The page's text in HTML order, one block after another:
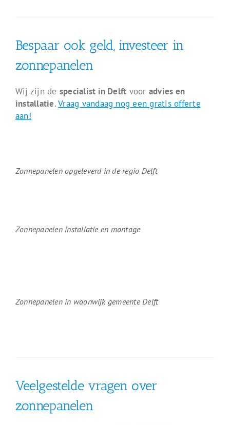
Bespaar ook geld, investeer in
zonnepanelen
Wij zijn de specialist in Delft voor advies en
installatie.Vraag vandaag nog een gratis offerte
aan!
Zonnepanelen opgeleverd in de regio Delft
Zonnepanelen installatie en montage
Zonnepanelen in woonwijk gemeente Delft
Veelgestelde vragen over
zonnepanelen